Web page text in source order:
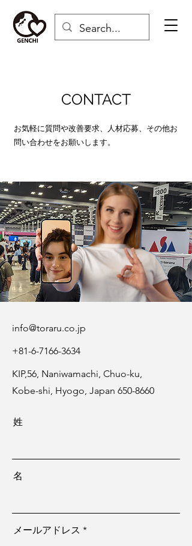
CONTACT
お気軽に質問や改善要求、人材応募、その他お
問い合わせをお願いします。
​info@toraru.co.jp
+81-6-7166-3634
KIP,56, Naniwamachi, Chuo-ku,
Kobe-shi, Hyogo, Japan 650-8660
姓
名
メールアドレス